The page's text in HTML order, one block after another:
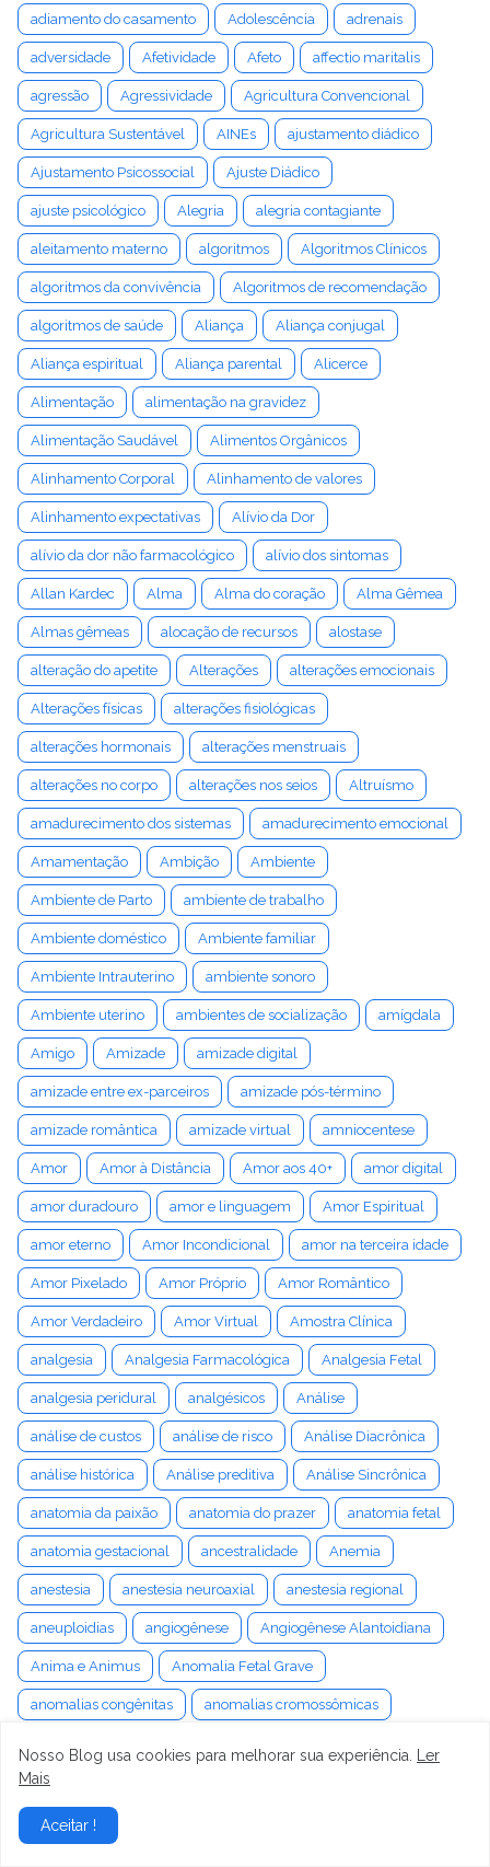
adiamento do casamento Adolescência adrenais
adversidade Afetividade Afeto affectio maritalis
agressão Agressividade Agricultura Convencional
Agricultura Sustentável AINEs ajustamento diádico
Ajustamento Psicossocial Ajuste Diádico
ajuste psicológico Alegria alegria contagiante
aleitamento materno algoritmos Algoritmos Clínicos
algoritmos da convivência Algoritmos de recomendação
algoritmos de saúde Aliança Aliança conjugal
Aliança espiritual Aliança parental Alicerce
Alimentação alimentação na gravidez
Alimentação Saudável Alimentos Orgânicos
Alinhamento Corporal Alinhamento de valores
Alinhamento expectativas Alívio da Dor
alívio da dor não farmacológico alívio dos sintomas
Allan Kardec Alma Alma do coração Alma Gêmea
Almas gêmeas alocação de recursos alostase
alteração do apetite Alterações alterações emocionais
Alterações físicas alterações fisiológicas
alterações hormonais alterações menstruais
alterações no corpo alterações nos seios Altruísmo
amadurecimento dos sistemas amadurecimento emocional
Amamentação Ambição Ambiente
Ambiente de Parto ambiente de trabalho
Ambiente doméstico Ambiente familiar
Ambiente Intrauterino ambiente sonoro
Ambiente uterino ambientes de socialização amígdala
Amigo Amizade amizade digital
amizade entre ex-parceiros amizade pós-término
amizade romântica amizade virtual amniocentese
Amor Amor à Distância Amor aos 40+ amor digital
amor duradouro amor e linguagem Amor Espiritual
amor eterno Amor Incondicional amor na terceira idade
Amor Pixelado Amor Próprio Amor Romântico
Amor Verdadeiro Amor Virtual Amostra Clínica
analgesia Analgesia Farmacológica Analgesia Fetal
analgesia peridural analgésicos Análise
análise de custos análise de risco Análise Diacrônica
análise histórica Análise preditiva Análise Sincrônica
anatomia da paixão anatomia do prazer anatomia fetal
anatomia gestacional ancestralidade Anemia
anestesia anestesia neuroaxial anestesia regional
aneuploidias angiogênese Angiogênese Alantoidiana
Anima e Animus Anomalia Fetal Grave
anomalias congênitas anomalias cromossômicas
ansiedade de separação pet
Ansiedade gestacional
Nosso Blog usa cookies para melhorar sua experiência.
Ler
Mais
Aceitar !